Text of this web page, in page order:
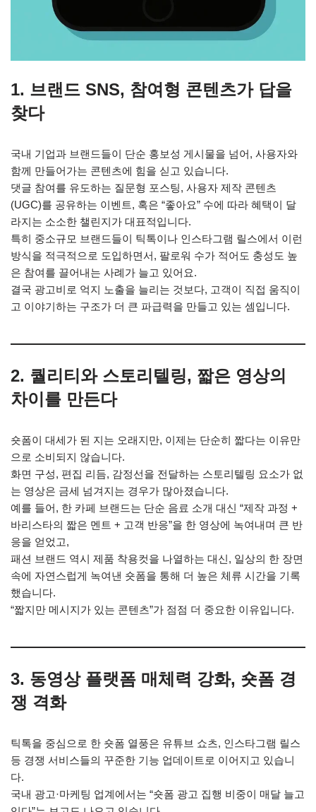
1. 브랜드 SNS, 참여형 콘텐츠가 답을
찾다
국내 기업과 브랜드들이 단순 홍보성 게시물을 넘어, 사용자와
함께 만들어가는 콘텐츠에 힘을 싣고 있습니다.
댓글 참여를 유도하는 질문형 포스팅, 사용자 제작 콘텐츠
(UGC)를 공유하는 이벤트, 혹은 “좋아요” 수에 따라 혜택이 달
라지는 소소한 챌린지가 대표적입니다.
특히 중소규모 브랜드들이 틱톡이나 인스타그램 릴스에서 이런
방식을 적극적으로 도입하면서, 팔로워 수가 적어도 충성도 높
은 참여를 끌어내는 사례가 늘고 있어요.
결국 광고비로 억지 노출을 늘리는 것보다, 고객이 직접 움직이
고 이야기하는 구조가 더 큰 파급력을 만들고 있는 셈입니다.
2. 퀄리티와 스토리텔링, 짧은 영상의
차이를 만든다
숏폼이 대세가 된 지는 오래지만, 이제는 단순히 짧다는 이유만
으로 소비되지 않습니다.
화면 구성, 편집 리듬, 감정선을 전달하는 스토리텔링 요소가 없
는 영상은 금세 넘겨지는 경우가 많아졌습니다.
예를 들어, 한 카페 브랜드는 단순 음료 소개 대신 “제작 과정 +
바리스타의 짧은 멘트 + 고객 반응”을 한 영상에 녹여내며 큰 반
응을 얻었고,
패션 브랜드 역시 제품 착용컷을 나열하는 대신, 일상의 한 장면
속에 자연스럽게 녹여낸 숏폼을 통해 더 높은 체류 시간을 기록
했습니다.
“짧지만 메시지가 있는 콘텐츠”가 점점 더 중요한 이유입니다.
3. 동영상 플랫폼 매체력 강화, 숏폼 경
쟁 격화
틱톡을 중심으로 한 숏폼 열풍은 유튜브 쇼츠, 인스타그램 릴스
등 경쟁 서비스들의 꾸준한 기능 업데이트로 이어지고 있습니
다.
국내 광고·마케팅 업계에서는 “숏폼 광고 집행 비중이 매달 늘고